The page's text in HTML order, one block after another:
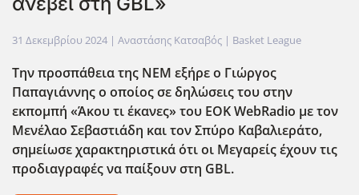
31 Δεκεμβρίου 2024 | Αναστάσης Κατσαβός | Basket League
Την προσπάθεια της ΝΕΜ εξήρε ο Γιώργος
Παπαγιάννης ο οποίος σε δηλώσεις τουστην
εκπομπή «Άκου τι έκανες» του EOK WebRadio με τον
Μενέλαο Σεβαστιάδη και τον Σπύρο Καβαλιεράτο,
σημείωσε χαρακτηριστικά ότι οι Μεγαρείς έχουν τις
προδιαγραφές να παίξουν στη GBL.